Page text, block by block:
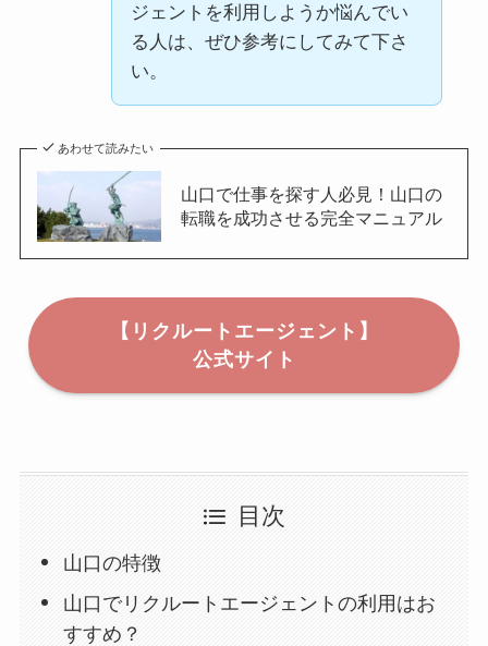
ジェントを利用しようか悩んでい
る人は、ぜひ参考にしてみて下さ
い。
あわせて読みたい
山口で仕事を探す人必見！山口の
転職を成功させる完全マニュアル
【リクルートエージェント】
公式サイト
目次
山口の特徴
山口でリクルートエージェントの利用はお
すすめ？